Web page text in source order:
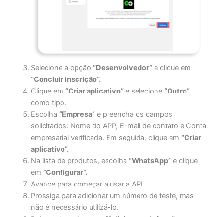
Selecione a opção “Desenvolvedor”e clique em
“Concluir inscrição”.
Clique em “Criar aplicativo”e selecione “Outro”
como tipo.
Escolha “Empresa”e preencha os campos
solicitados: Nome do APP, E-mail de contato e Conta
empresarial verificada. Em seguida, clique em “Criar
aplicativo”.
Na lista de produtos, escolha “WhatsApp”e clique
em “Configurar”.
Avance para começar a usar a API.
Prossiga para adicionar um número de teste, mas
não é necessário utilizá-lo.